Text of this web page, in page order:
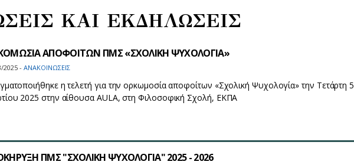
ΚΑΙ ΕΚΔΗΛΩΣΕΙΣ
ΑΠΟΦΟΙΤΩΝ ΠΜΣ «ΣΧΟΛΙΚΗ ΨΥΧΟΛΟΓΙΑ»
2025 - ΑΝΑΚΟΙΝΩΣΕΙΣ
η τελετή για την ορκωμοσία αποφοίτων «Σχολική Ψυχολογία» την Τετάρτη 5
2025 στην αίθουσα AULA, στη Φιλοσοφική Σχολή, ΕΚΠΑ
ΠΜΣ "ΣΧΟΛΙΚΗ ΨΥΧΟΛΟΓΙΑ" 2025 - 2026